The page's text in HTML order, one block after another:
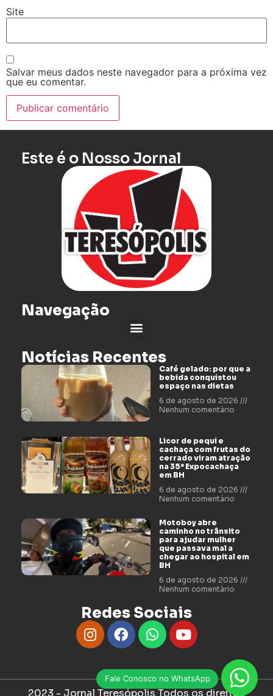
Site
Salvar meus dados neste navegador para a próxima vez
que eu comentar.
Fale Conosco no WhatsApp
Este é o Nosso Jornal
Navegação
Notícias Recentes
Café gelado: por que a
bebida conquistou
espaço nas dietas
6 de agosto de 2026
Nenhum comentário
Licor de pequi e
cachaça com frutas do
cerrado viram atração
na 35ª Expocachaça
em BH
6 de agosto de 2026
Nenhum comentário
Motoboy abre
caminho no trânsito
para ajudar mulher
que passava mal a
chegar ao hospital em
BH
6 de agosto de 2026
Nenhum comentário
Redes Sociais
2023 - Jornal Teresópolis Todos os direitos